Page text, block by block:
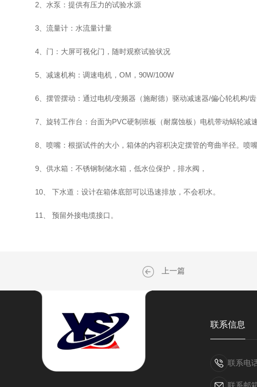
2、水泵：提供有压力的试验水源
3、流量计：水流量计量
4、门：大屏可视化门，随时观察试验状况
5、减速机构：调速电机，OM，90W/100W
6、摆管摆动：通过电机/变频器（施耐德）驱动减速器/偏心轮机构/
7、旋转工作台：台面为PVC硬制班板（耐腐蚀板）电机带动蜗轮减
8、喷嘴：根据试件的大小，箱体的内容积决定摆管的弯曲半径。喷
9、供水箱：不锈钢制储水箱，低水位保护，排水阀，
10、 下水道：设计在箱体底部可以迅速排放，不会积水。
11、 预留外接电缆接口。
上一篇
联系信息
联系电
联系邮